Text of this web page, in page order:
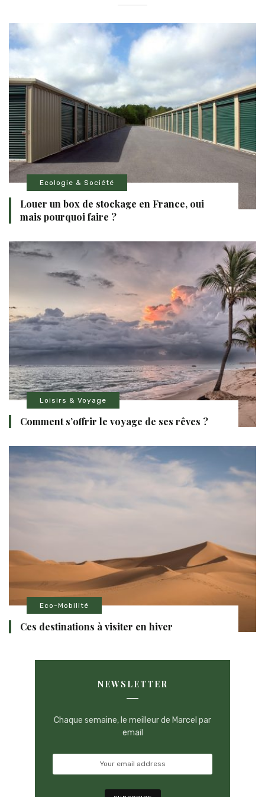
Ecologie & Société
Louer un box de stockage en France, oui
mais pourquoi faire ?
Loisirs & Voyage
Comment s’offrir le voyage de ses rêves ?
Eco-Mobilité
Ces destinations à visiter en hiver
NEWSLETTER
Chaque semaine, le meilleur de Marcel par
email